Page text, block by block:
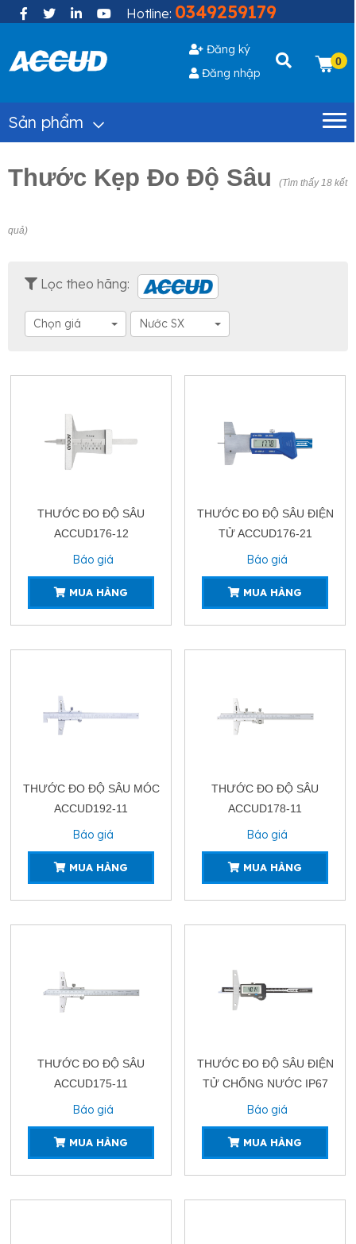
Hotline: 0349259179
Đăng ký
Đăng nhập
0
Sản phẩm
Thước Kẹp Đo Độ Sâu (Tìm thấy 18 kết
quả)
Lọc theo hãng:
Chọn giá Nước SX
THƯỚC ĐO ĐỘ SÂU
ACCUD176-12
Báo giá
MUA HÀNG
THƯỚC ĐO ĐỘ SÂU ĐIỆN
TỬ ACCUD176-21
Báo giá
MUA HÀNG
THƯỚC ĐO ĐỘ SÂU MÓC
ACCUD192-11
Báo giá
MUA HÀNG
THƯỚC ĐO ĐỘ SÂU
ACCUD178-11
Báo giá
MUA HÀNG
THƯỚC ĐO ĐỘ SÂU
ACCUD175-11
Báo giá
MUA HÀNG
THƯỚC ĐO ĐỘ SÂU ĐIỆN
TỬ CHỐNG NƯỚC IP67
ACCUD197-21
Báo giá
MUA HÀNG